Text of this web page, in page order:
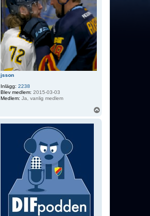
jsson
Inlägg: 2238
Blev medlem: 2015-03-03
Medlem: Ja, vanlig medlem